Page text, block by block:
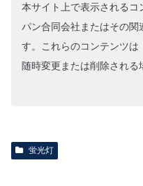
本サイト上で表示されるコ
パン合同会社またはその
す。これらのコンテンツは
随時変更または削除される
蛍光灯